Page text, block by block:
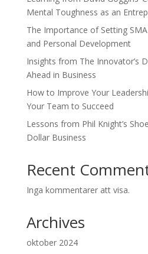
Mental Toughness as an
The Importance of Setting
and Personal Development
Insights from The Innovator’s
Ahead in Business
How to Improve Your
Your Team to Succeed
Lessons from Phil Knight’s
Dollar Business
Recent
Inga kommentarer att visa.
Archives
oktober 2024